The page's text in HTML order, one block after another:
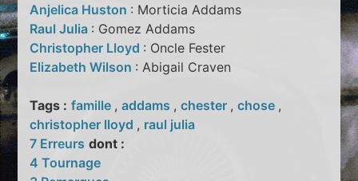
Anjelica Huston : Morticia Addams
Raul Julia : Gomez Addams
Christopher Lloyd : Oncle Fester
Elizabeth Wilson : Abigail Craven
Tags : famille ,addams ,chester ,chose ,
christopher lloyd , raul julia
7 Erreurs dont :
4 Tournage